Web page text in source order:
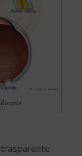
trasparente